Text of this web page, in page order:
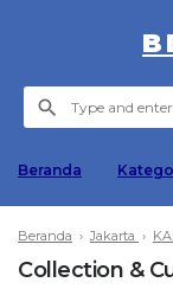
Beranda
Beranda ›Jakarta ›
Collection &